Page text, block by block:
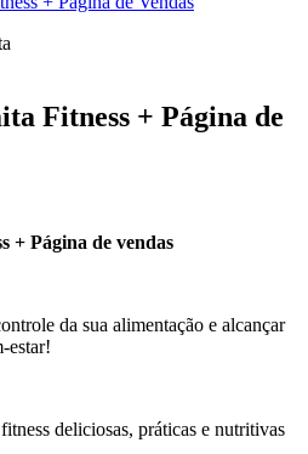
Fitness + Página de
+ Página de vendas
da sua alimentação e alcançar
estar!
deliciosas, práticas e nutritivas